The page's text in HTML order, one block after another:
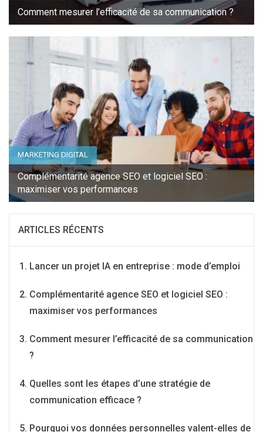
Comment mesurer l’efficacité de sa communication ?
MARKETING DIGITAL
Complémentarité agence SEO et logiciel SEO :
maximiser vos performances
ARTICLES RÉCENTS
Lancer un projet IA en entreprise : mode d’emploi
Complémentarité agence SEO et logiciel SEO :
maximiser vos performances
Comment mesurer l’efficacité de sa communication
?
Quelles sont les étapes d’une stratégie de
communication efficace ?
Pourquoi vos données personnelles valent-elles de